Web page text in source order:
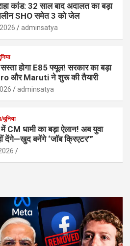
कांड: 32 साल बाद अदालत का बड़ा
SHO समेत 3 को जेल
adminsatya
होगा E85 फ्यूल! सरकार का बड़ा
और Maruti ने शुरू की तैयारी
adminsatya
दुनिया
CM धामी का बड़ा ऐलान! अब युवा
देंगे—खुद बनेंगे ‘जॉब क्रिएटर’”